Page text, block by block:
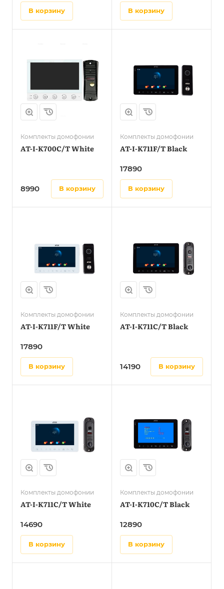
в корзину в корзину
Комплекты домофонии
AT-I-K700C/T White
8990 в корзину
Комплекты домофонии
AT-I-K711F/T Black
17890
в корзину
Комплекты домофонии
AT-I-K711F/T White
17890
в корзину
Комплекты домофонии
AT-I-K711C/T Black
14190 в корзину
Комплекты домофонии
AT-I-K711C/T White
14690
в корзину
Комплекты домофонии
AT-I-K710C/T Black
12890
в корзину